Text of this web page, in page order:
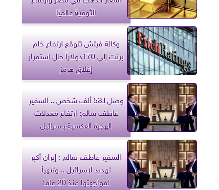
الأوقية عالميًا
وكالة فيتش تتوقع ارتفاع خام
برنت إلى 170دولاراً حال استمرار
إغلاق هرمز
وصل لـ53 ألف شخص .. السفير
عاطف سالم: ارتفاع معدلات
الهجرة العكسية بإسرائيل
السفير عاطف سالم : إيران أكبر
تهديد لإسرائيل .. وتتهيأ
لمواجهتها منذ 20 عاما